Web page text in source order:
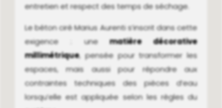
entretien et respect des temps de séchage.
Le béton ciré Marius Aurenti s’inscrit dans cette
exigence : unematière décorative
millimétrique, pensée pour transformer les
espaces, mais aussi pour répondre aux
contraintes techniques des pièces d’eau
lorsqu’elle est appliquée selon les règles du